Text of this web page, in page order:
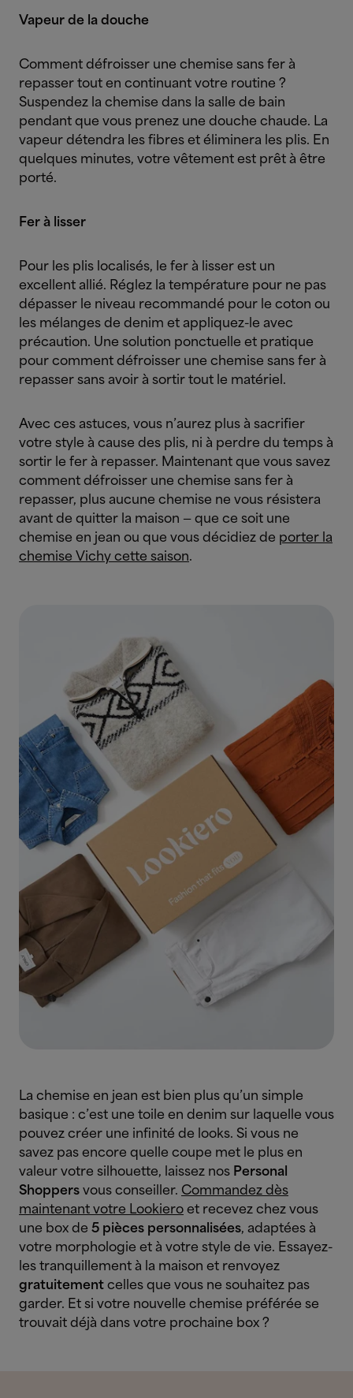
Vapeur de la douche
Comment défroisser une chemise sans fer à
repasser tout en continuant votre routine ?
Suspendez la chemise dans la salle de bain
pendant que vous prenez une douche chaude. La
vapeur détendra les fibres et éliminera les plis. En
quelques minutes, votre vêtement est prêt à être
porté.
Fer à lisser
Pour les plis localisés, le fer à lisser est un
excellent allié. Réglez la température pour ne pas
dépasser le niveau recommandé pour le coton ou
les mélanges de denim et appliquez-le avec
précaution. Une solution ponctuelle et pratique
pour comment défroisser une chemise sans fer à
repasser sans avoir à sortir tout le matériel.
Avec ces astuces, vous n’aurez plus à sacrifier
votre style à cause des plis, ni à perdre du temps à
sortir le fer à repasser. Maintenant que vous savez
comment défroisser une chemise sans fer à
repasser, plus aucune chemise ne vous résistera
avant de quitter la maison — que ce soit une
chemise en jean ou que vous décidiez de porter la
chemise Vichy cette saison.
La chemise en jean est bien plus qu’un simple
basique : c’est une toile en denim sur laquelle vous
pouvez créer une infinité de looks. Si vous ne
savez pas encore quelle coupe met le plus en
valeur votre silhouette, laissez nos Personal
Shoppers vous conseiller. Commandez dès
maintenant votre Lookiero et recevez chez vous
une box de 5 pièces personnalisées, adaptées à
votre morphologie et à votre style de vie. Essayez-
les tranquillement à la maison et renvoyez
gratuitement celles que vous ne souhaitez pas
garder. Et si votre nouvelle chemise préférée se
trouvait déjà dans votre prochaine box ?